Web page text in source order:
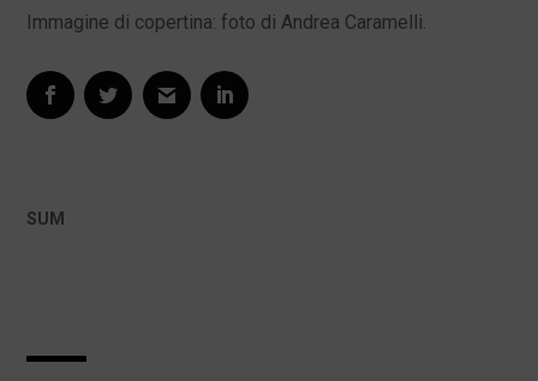
Immagine di copertina: foto di Andrea Caramelli.
SUM